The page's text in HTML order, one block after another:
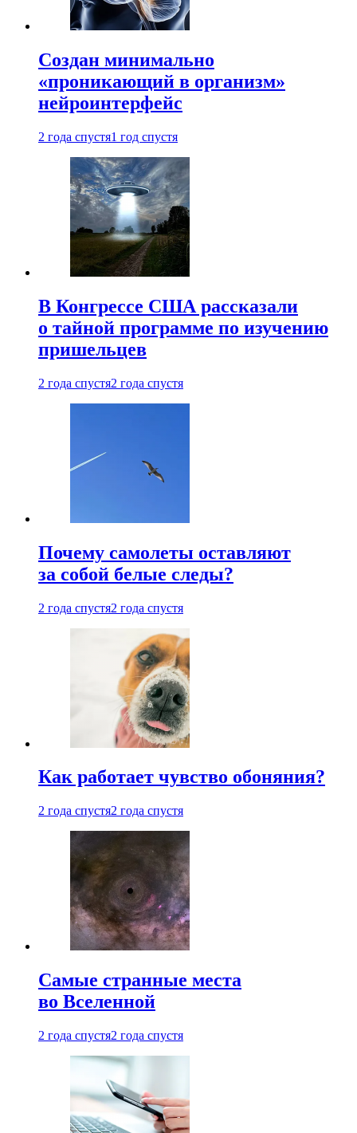
Создан минимально
«проникающий в организм»
нейроинтерфейс
2 года спустя1 год спустя
В Конгрессе США рассказали
о тайной программе по изучению
пришельцев
2 года спустя2 года спустя
Почему самолеты оставляют
за собой белые следы?
2 года спустя2 года спустя
Как работает чувство обоняния?
2 года спустя2 года спустя
Самые странные места
во Вселенной
2 года спустя2 года спустя